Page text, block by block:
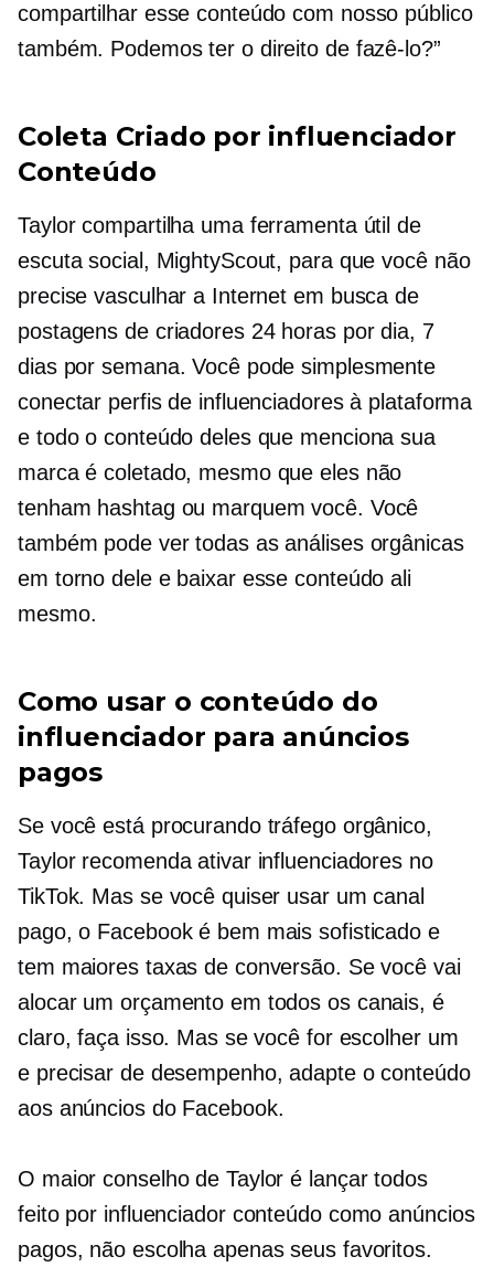
compartilhar esse conteúdo com nosso público
também. Podemos ter o direito de fazê-lo?”
Coleta Criado por influenciador
Conteúdo
Taylor compartilha uma ferramenta útil de
escuta social, MightyScout, para que você não
precise vasculhar a Internet em busca de
postagens de criadores 24 horas por dia, 7
dias por semana. Você pode simplesmente
conectar perfis de influenciadores à plataforma
e todo o conteúdo deles que menciona sua
marca é coletado, mesmo que eles não
tenham hashtag ou marquem você. Você
também pode ver todas as análises orgânicas
em torno dele e baixar esse conteúdo ali
mesmo.
Como usar o conteúdo do
influenciador para anúncios
pagos
Se você está procurando tráfego orgânico,
Taylor recomenda ativar influenciadores no
TikTok. Mas se você quiser usar um canal
pago, o Facebook é bem mais sofisticado e
tem maiores taxas de conversão. Se você vai
alocar um orçamento em todos os canais, é
claro, faça isso. Mas se você for escolher um
e precisar de desempenho, adapte o conteúdo
aos anúncios do Facebook.
O maior conselho de Taylor é lançar todos
feito por influenciadorconteúdo como anúncios
pagos, não escolha apenas seus favoritos.